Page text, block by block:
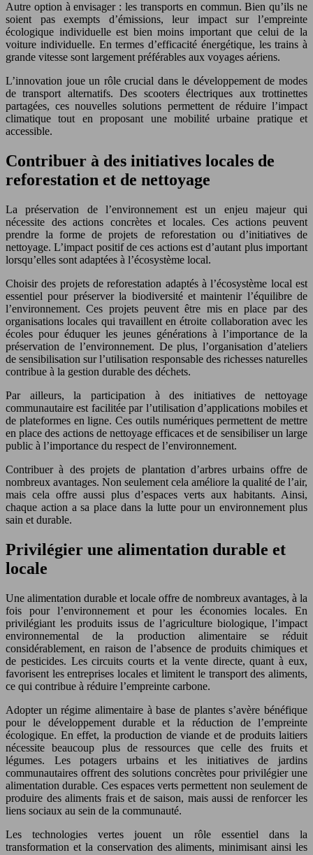
Autre option à envisager : les transports en commun. Bien qu’ils ne
soient pas exempts d’émissions, leur impact sur l’empreinte
écologique individuelle est bien moins important que celui de la
voiture individuelle. En termes d’efficacité énergétique, les trains à
grande vitesse sont largement préférables aux voyages aériens.
L’innovation joue un rôle crucial dans le développement de modes
de transport alternatifs. Des scooters électriques aux trottinettes
partagées, ces nouvelles solutions permettent de réduire l’impact
climatique tout en proposant une mobilité urbaine pratique et
accessible.
Contribuer à des initiatives locales de
reforestation et de nettoyage
La préservation de l’environnement est un enjeu majeur qui
nécessite des actions concrètes et locales. Ces actions peuvent
prendre la forme de projets de reforestation ou d’initiatives de
nettoyage. L’impact positif de ces actions est d’autant plus important
lorsqu’elles sont adaptées à l’écosystème local.
Choisir des projets de reforestation adaptés à l’écosystème local est
essentiel pour préserver la biodiversité et maintenir l’équilibre de
l’environnement. Ces projets peuvent être mis en place par des
organisations locales qui travaillent en étroite collaboration avec les
écoles pour éduquer les jeunes générations à l’importance de la
préservation de l’environnement. De plus, l’organisation d’ateliers
de sensibilisation sur l’utilisation responsable des richesses naturelles
contribue à la gestion durable des déchets.
Par ailleurs, la participation à des initiatives de nettoyage
communautaire est facilitée par l’utilisation d’applications mobiles et
de plateformes en ligne. Ces outils numériques permettent de mettre
en place des actions de nettoyage efficaces et de sensibiliser un large
public à l’importance du respect de l’environnement.
Contribuer à des projets de plantation d’arbres urbains offre de
nombreux avantages. Non seulement cela améliore la qualité de l’air,
mais cela offre aussi plus d’espaces verts aux habitants. Ainsi,
chaque action a sa place dans la lutte pour un environnement plus
sain et durable.
Privilégier une alimentation durable et
locale
Une alimentation durable et locale offre de nombreux avantages, à la
fois pour l’environnement et pour les économies locales. En
privilégiant les produits issus de l’agriculture biologique, l’impact
environnemental de la production alimentaire se réduit
considérablement, en raison de l’absence de produits chimiques et
de pesticides. Les circuits courts et la vente directe, quant à eux,
favorisent les entreprises locales et limitent le transport des aliments,
ce qui contribue à réduire l’empreinte carbone.
Adopter un régime alimentaire à base de plantes s’avère bénéfique
pour le développement durable et la réduction de l’empreinte
écologique. En effet, la production de viande et de produits laitiers
nécessite beaucoup plus de ressources que celle des fruits et
légumes. Les potagers urbains et les initiatives de jardins
communautaires offrent des solutions concrètes pour privilégier une
alimentation durable. Ces espaces verts permettent non seulement de
produire des aliments frais et de saison, mais aussi de renforcer les
liens sociaux au sein de la communauté.
Les technologies vertes jouent un rôle essentiel dans la
transformation et la conservation des aliments, minimisant ainsi les